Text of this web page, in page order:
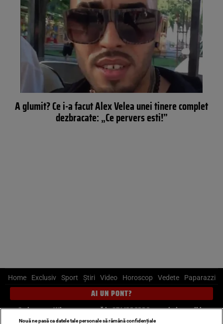
A glumit? Ce i-a facut Alex Velea unei tinere complet
dezbracate: „Ce pervers esti!”
Home Exclusiv Sport Știri Video Horoscop Vedete Paparazzi
AI UN PONT?
Scrie-ne pe Whatsapp, sună la 0741226226 sau trimite mail la
Nouă ne pasă ca datele tale personale să rămână confidențiale